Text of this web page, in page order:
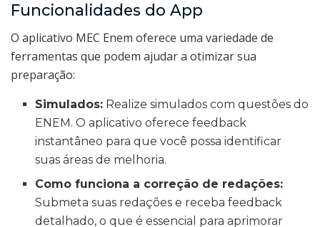
Funcionalidades do App
O aplicativo MEC Enem oferece uma variedade de
ferramentas que podem ajudar a otimizar sua
preparação:
Simulados: Realize simulados com questões do
ENEM. O aplicativo oferece feedback
instantâneo para que você possa identificar
suas áreas de melhoria.
Como funciona a correção de redações:
Submeta suas redações e receba feedback
detalhado, o que é essencial para aprimorar